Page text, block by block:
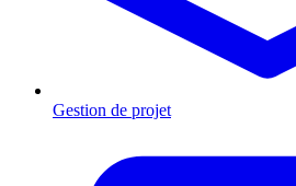
Gestion de projet